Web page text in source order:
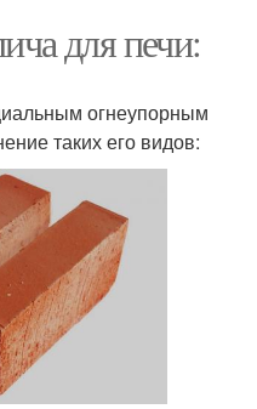
для печи:
огнеупорным
таких его видов: